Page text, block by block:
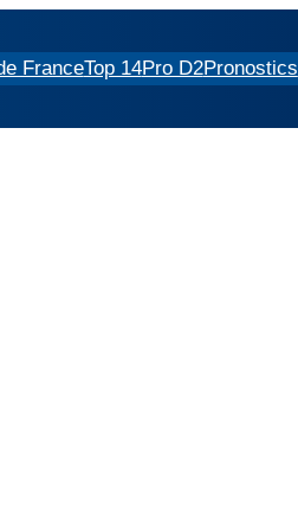
FranceTop 14Pro D2Pronostics